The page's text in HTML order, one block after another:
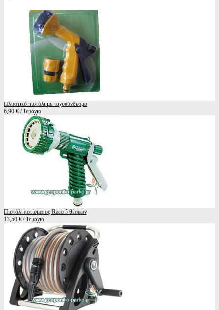
Πλυστικό πιστόλι με ταχυσύνδεσμο
6,90 € / Τεμάχιο
Πιστόλι ποτίσματος Raco 5 θέσεων
13,50 € / Τεμάχιο